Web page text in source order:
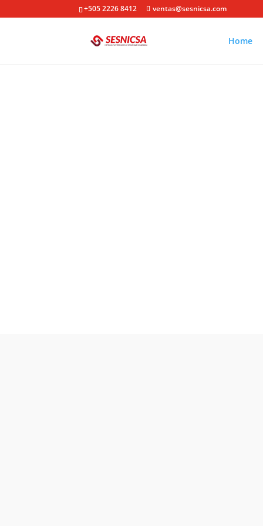
+505 2226 8412 ventas@sesnicsa.com
Home